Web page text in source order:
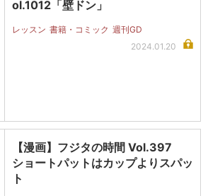
ol.1012「壁ドン」
レッスン 書籍・コミック 週刊GD
2024.01.20
【漫画】フジタの時間 Vol.397
ショートパットはカップよりスパッ
ト